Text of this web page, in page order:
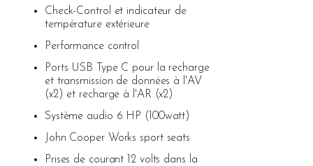
Check-Control et indicateur de
température extérieure
Performance control
Ports USB Type C pour la recharge
et transmission de données à l'AV
(x2) et recharge à l'AR (x2)
Système audio 6 HP (100watt)
John Cooper Works sport seats
Prises de courant 12 volts dans la